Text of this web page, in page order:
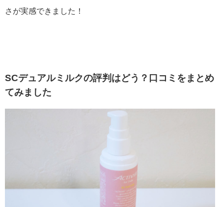
さが実感できました！
SCデュアルミルクの評判はどう？口コミをまとめ
てみました